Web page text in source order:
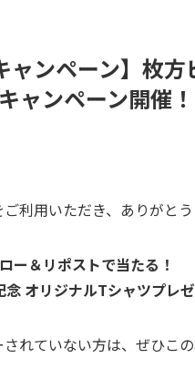
ャンペーン】枚
ャンペーン開催
利用いただき、ありがとう
ー＆リポストで当たる！
オリジナルTシャツプレ
れていない方は、ぜひこ